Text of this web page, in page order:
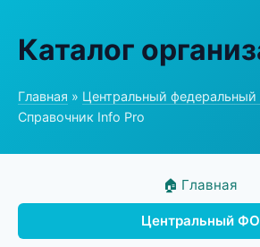
Каталог
Главная » Центральный федеральный
Справочник Info Pro
🏠 Главная
Центральный ФО